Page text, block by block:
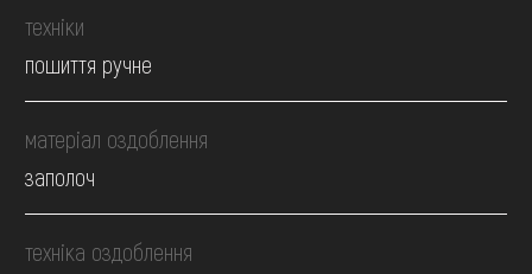
техніки
пошиття ручне
матеріал оздоблення
заполоч
техніка оздоблення